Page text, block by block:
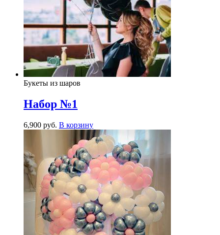
Букеты из шаров
Набор №1
6,900 руб. В корзину